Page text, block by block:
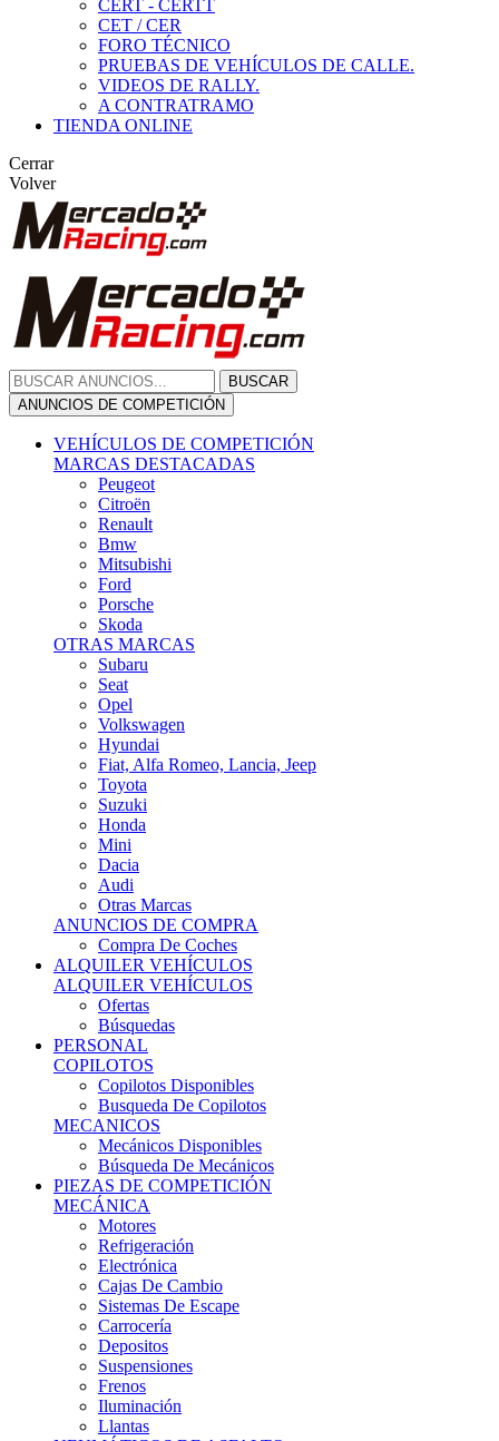
CERT - CERTT
CET / CER
FORO TÉCNICO
PRUEBAS DE VEHÍCULOS DE CALLE.
VIDEOS DE RALLY.
A CONTRATRAMO
TIENDA ONLINE
Cerrar
Volver
BUSCAR
ANUNCIOS DE COMPETICIÓN
VEHÍCULOS DE COMPETICIÓN
MARCAS DESTACADAS
Peugeot
Citroën
Renault
Bmw
Mitsubishi
Ford
Porsche
Skoda
OTRAS MARCAS
Subaru
Seat
Opel
Volkswagen
Hyundai
Fiat, Alfa Romeo, Lancia, Jeep
Toyota
Suzuki
Honda
Mini
Dacia
Audi
Otras Marcas
ANUNCIOS DE COMPRA
Compra De Coches
ALQUILER VEHÍCULOS
ALQUILER VEHÍCULOS
Ofertas
Búsquedas
PERSONAL
COPILOTOS
Copilotos Disponibles
Busqueda De Copilotos
MECANICOS
Mecánicos Disponibles
Búsqueda De Mecánicos
PIEZAS DE COMPETICIÓN
MECÁNICA
Motores
Refrigeración
Electrónica
Cajas De Cambio
Sistemas De Escape
Carrocería
Depositos
Suspensiones
Frenos
Iluminación
Llantas